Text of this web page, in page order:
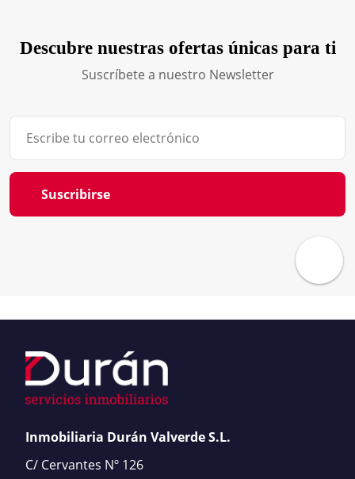
Descubre nuestras ofertas únicas para ti
Suscríbete a nuestro Newsletter
Suscribirse
Inmobiliaria Durán Valverde S.L.
C/ Cervantes Nº 126